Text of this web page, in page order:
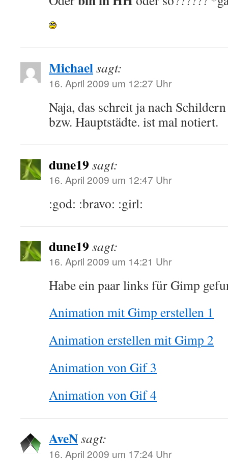
Michaelsagt:
16. April 2009 um 12:27 Uhr
Naja, das schreit ja nach
bzw. Hauptstädte. ist mal notiert.
dune19 sagt:
16. April 2009 um 12:47 Uhr
:god: :bravo: :girl:
dune19 sagt:
16. April 2009 um 14:21 Uhr
Habe ein paar links für Gimp
Animation mit Gimp erstellen 1
Animation erstellen mit Gimp 2
Animation von Gif 3
Animation von Gif 4
AveNsagt:
16. April 2009 um 17:24 Uhr